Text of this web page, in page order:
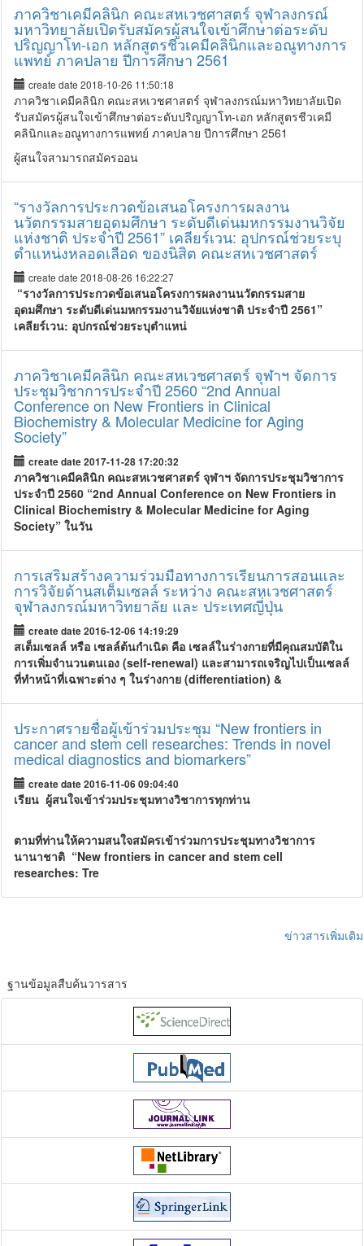
ภาควิชาเคมีคลินิก คณะสหเวชศาสตร์ จุฬาลงกรณ์
มหาวิทยาลัยเปิดรับสมัครผู้สนใจเข้าศึกษาต่อระดับ
ปริญญาโท-เอก หลักสูตรชีวเคมีคลินิกและอณูทางการ
แพทย์ ภาคปลาย ปีการศึกษา 2561
create date 2018-10-26 11:50:18
ภาควิชาเคมีคลินิก คณะสหเวชศาสตร์ จุฬาลงกรณ์มหาวิทยาลัยเปิด
รับสมัครผู้สนใจเข้าศึกษาต่อระดับปริญญาโท-เอก หลักสูตรชีวเคมี
คลินิกและอณูทางการแพทย์ ภาคปลาย ปีการศึกษา 2561
ผู้สนใจสามารถสมัครออน
“รางวัลการประกวดข้อเสนอโครงการผลงาน
นวัตกรรมสายอุดมศึกษา ระดับดีเด่นมหกรรมงานวิจัย
แห่งชาติ ประจำปี 2561” เคลียร์เวน: อุปกรณ์ช่วยระบุ
ตำแหน่งหลอดเลือด ของนิสิต คณะสหเวชศาสตร์
create date 2018-08-26 16:22:27
“รางวัลการประกวดข้อเสนอโครงการผลงานนวัตกรรมสาย
อุดมศึกษา ระดับดีเด่นมหกรรมงานวิจัยแห่งชาติ ประจำปี 2561”
เคลียร์เวน: อุปกรณ์ช่วยระบุตำแหน่
ภาควิชาเคมีคลินิก คณะสหเวชศาสตร์ จุฬาฯ จัดการ
ประชุมวิชาการประจำปี 2560 “2nd Annual
Conference on New Frontiers in Clinical
Biochemistry & Molecular Medicine for Aging
Society”
create date 2017-11-28 17:20:32
ภาควิชาเคมีคลินิก คณะสหเวชศาสตร์ จุฬาฯ จัดการประชุมวิชาการ
ประจำปี 2560 “2nd Annual Conference on New Frontiers in
Clinical Biochemistry & Molecular Medicine for Aging
Society” ในวัน
การเสริมสร้างความร่วมมือทางการเรียนการสอนและ
การวิจัยด้านสเต็มเซลล์ ระหว่าง คณะสหเวชศาสตร์
จุฬาลงกรณ์มหาวิทยาลัย และ ประเทศญี่ปุ่น
create date 2016-12-06 14:19:29
สเต็มเซลล์ หรือ เซลล์ต้นกำเนิด คือ เซลล์ในร่างกายที่มีคุณสมบัติใน
การเพิ่มจำนวนตนเอง (self-renewal) และสามารถเจริญไปเป็นเซลล์
ที่ทำหน้าที่เฉพาะต่าง ๆ ในร่างกาย (differentiation) &
ประกาศรายชื่อผู้เข้าร่วมประชุม “New frontiers in
cancer and stem cell researches: Trends in novel
medical diagnostics and biomarkers”
create date 2016-11-06 09:04:40
เรียน ผู้สนใจเข้าร่วมประชุมทางวิชาการทุกท่าน
ตามที่ท่านให้ความสนใจสมัครเข้าร่วมการประชุมทางวิชาการ
นานาชาติ “New frontiers in cancer and stem cell
researches: Tre
ข่าวสารเพิ่มเติม
ฐานข้อมูลสืบค้นวารสาร